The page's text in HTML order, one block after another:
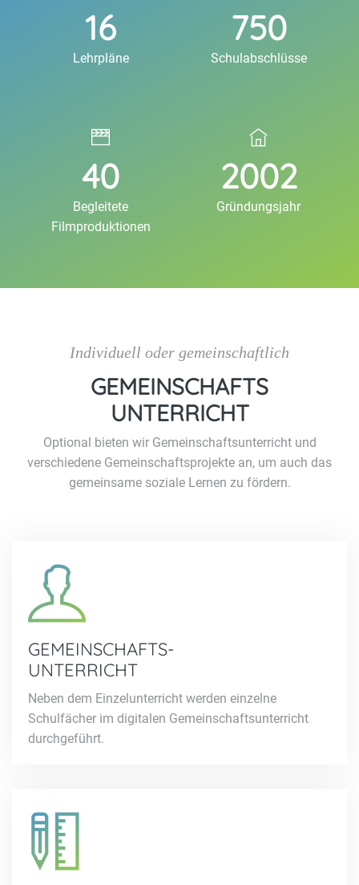
16
Lehrpläne
750
Schulabschlüsse
40
Begleitete
Filmproduktionen
2002
Gründungsjahr
Individuell oder gemeinschaftlich
GEMEINSCHAFTS
UNTERRICHT
Optional bieten wir Gemeinschaftsunterricht und
verschiedene Gemeinschaftsprojekte an, um auch das
gemeinsame soziale Lernen zu fördern.
GEMEINSCHAFTS-
UNTERRICHT
Neben dem Einzelunterricht werden einzelne
Schulfächer im digitalen Gemeinschaftsunterricht
durchgeführt.